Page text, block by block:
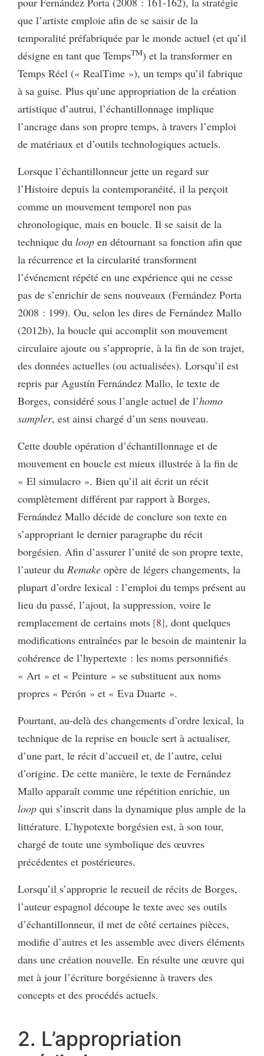
que l’artiste emploie afin de se saisir de la
temporalité préfabriquée par le monde actuel (et qu’il
désigne en tant que TempsTM) et la transformer en
Temps Réel (« RealTime »), un temps qu’il fabrique
à sa guise. Plus qu’une appropriation de la création
artistique d’autrui, l’échantillonnage implique
l’ancrage dans son propre temps, à travers l’emploi
de matériaux et d’outils technologiques actuels.
Lorsque l’échantillonneur jette un regard sur
l’Histoire depuis la contemporanéité, il la perçoit
comme un mouvement temporel non pas
chronologique, mais en boucle. Il se saisit de la
technique du loop en détournant sa fonction afin que
la récurrence et la circularité transforment
l’événement répété en une expérience qui ne cesse
pas de s’enrichir de sens nouveaux (Fernández Porta
2008 : 199). Ou, selon les dires de Fernández Mallo
(2012b), la boucle qui accomplit son mouvement
circulaire ajoute ou s’approprie, à la fin de son trajet,
des données actuelles (ou actualisées). Lorsqu’il est
repris par Agustín Fernández Mallo, le texte de
Borges, considéré sous l’angle actuel de l’homo
sampler, est ainsi chargé d’un sens nouveau.
Cette double opération d’échantillonnage et de
mouvement en boucle est mieux illustrée à la fin de
« El simulacro ». Bien qu’il ait écrit un récit
complètement différent par rapport à Borges,
Fernández Mallo décide de conclure son texte en
s’appropriant le dernier paragraphe du récit
borgésien. Afin d’assurer l’unité de son propre texte,
l’auteur du Remake opère de légers changements, la
plupart d’ordre lexical : l’emploi du temps présent au
lieu du passé, l’ajout, la suppression, voire le
remplacement de certains mots 8 , dont quelques
modifications entraînées par le besoin de maintenir la
cohérence de l’hypertexte : les noms personnifiés
« Art » et « Peinture » se substituent aux noms
propres « Perón » et « Eva Duarte ».
Pourtant, au-delà des changements d’ordre lexical, la
technique de la reprise en boucle sert à actualiser,
d’une part, le récit d’accueil et, de l’autre, celui
d’origine. De cette manière, le texte de Fernández
Mallo apparaît comme une répétition enrichie, un
loop qui s’inscrit dans la dynamique plus ample de la
littérature. L’hypotexte borgésien est, à son tour,
chargé de toute une symbolique des œuvres
précédentes et postérieures.
Lorsqu’il s’approprie le recueil de récits de Borges,
l’auteur espagnol découpe le texte avec ses outils
d’échantillonneur, il met de côté certaines pièces,
modifie d’autres et les assemble avec divers éléments
dans une création nouvelle. En résulte une œuvre qui
met à jour l’écriture borgésienne à travers des
concepts et des procédés actuels.
2. L’appropriation